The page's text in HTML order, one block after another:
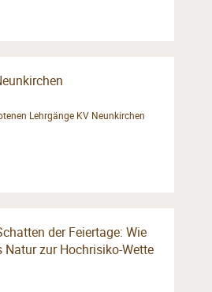
Lehrgänge KV Neunkirchen
der Feiertage: Wie
Natur zur Hochrisiko-Wette